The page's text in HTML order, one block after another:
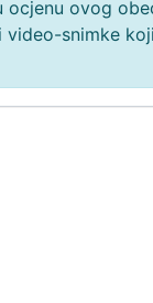
ovog
snimke